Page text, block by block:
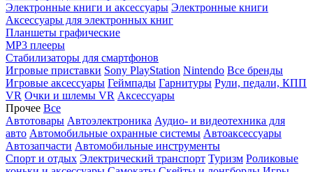
Электронные книги и аксессуары Электронные книги
Аксессуары для электронных книг
Планшеты графические
MP3 плееры
Стабилизаторы для смартфонов
Игровые приставки Sony PlayStation Nintendo Все бренды
Игровые аксессуары Геймпады Гарнитуры Рули, педали, КПП
VR Очки и шлемы VR Аксессуары
Прочее Все
Автотовары Автоэлектроника Аудио- и видеотехника для
авто Автомобильные охранные системы Автоаксессуары
Автозапчасти Автомобильные инструменты
Спорт и отдых Электрический транспорт Туризм Роликовые